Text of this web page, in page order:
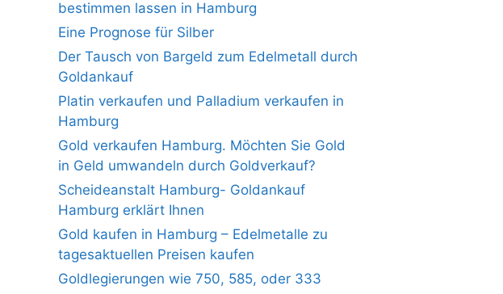
bestimmen lassen in Hamburg
Eine Prognose für Silber
Der Tausch von Bargeld zum Edelmetall durch
Goldankauf
Platin verkaufen und Palladium verkaufen in
Hamburg
Gold verkaufen Hamburg. Möchten Sie Gold
in Geld umwandeln durch Goldverkauf?
Scheideanstalt Hamburg- Goldankauf
Hamburg erklärt Ihnen
Gold kaufen in Hamburg – Edelmetalle zu
tagesaktuellen Preisen kaufen
Goldlegierungen wie 750, 585, oder 333